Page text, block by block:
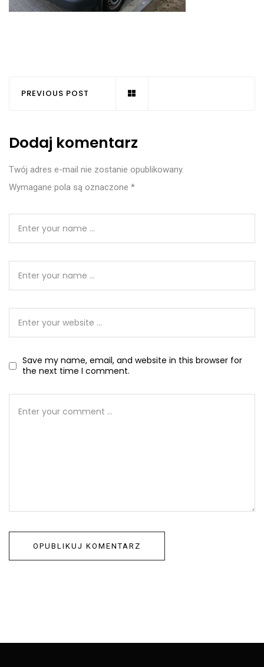
PREVIOUS POST
Dodaj komentarz
Twój adres e-mail nie zostanie opublikowany.
Wymagane pola są oznaczone *
Save my name, email, and website in this browser for
the next time I comment.